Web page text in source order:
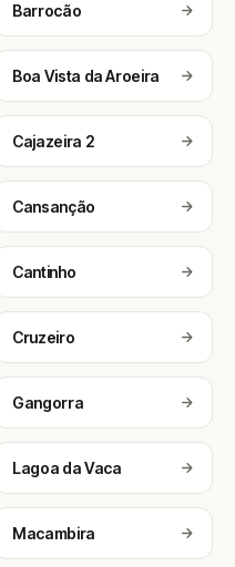
Barrocão
Boa Vista da Aroeira
Cajazeira 2
Cansanção
Cantinho
Cruzeiro
Gangorra
Lagoa da Vaca
Macambira